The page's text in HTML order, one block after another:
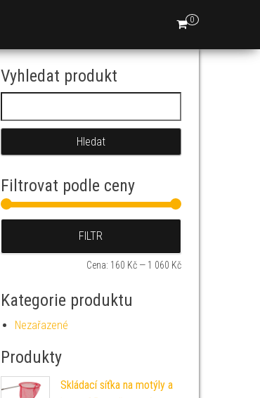
0
Vyhledat produkt
Filtrovat podle ceny
FILTR
Cena: 160 Kč — 1 060 Kč
Kategorie produktu
Nezařazené
Produkty
Skládací síťka na motýly a